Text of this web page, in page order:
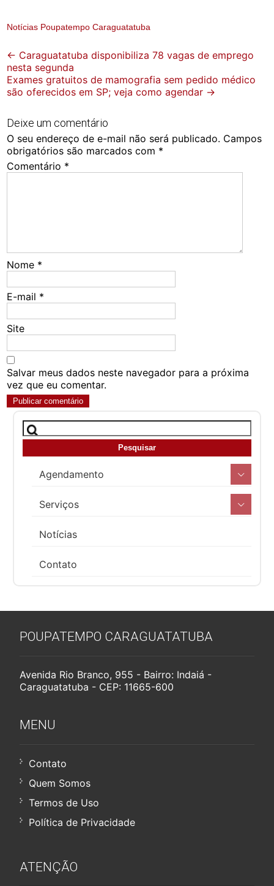
Notícias Poupatempo Caraguatatuba
Post
navigation
← Caraguatatuba disponibiliza 78 vagas de emprego
nesta segunda
Exames gratuitos de mamografia sem pedido médico
são oferecidos em SP; veja como agendar →
Deixe um comentário
O seu endereço de e-mail não será publicado. Campos
obrigatórios são marcados com *
Comentário *
Nome *
E-mail *
Site
Salvar meus dados neste navegador para a próxima
vez que eu comentar.
Agendamento
Serviços
Notícias
Contato
POUPATEMPO CARAGUATATUBA
Avenida Rio Branco, 955 - Bairro: Indaiá -
Caraguatatuba - CEP: 11665-600
MENU
Contato
Quem Somos
Termos de Uso
Política de Privacidade
ATENÇÃO